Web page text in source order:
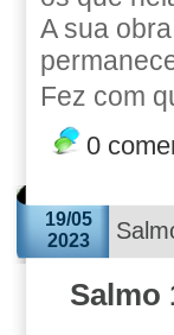
A sua
Fez com
0
19/05
2023
Salmo